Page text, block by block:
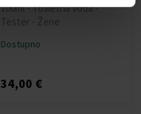
100ml - Toaletna voda -
Tester - Žene
Dostupno
34,00 €